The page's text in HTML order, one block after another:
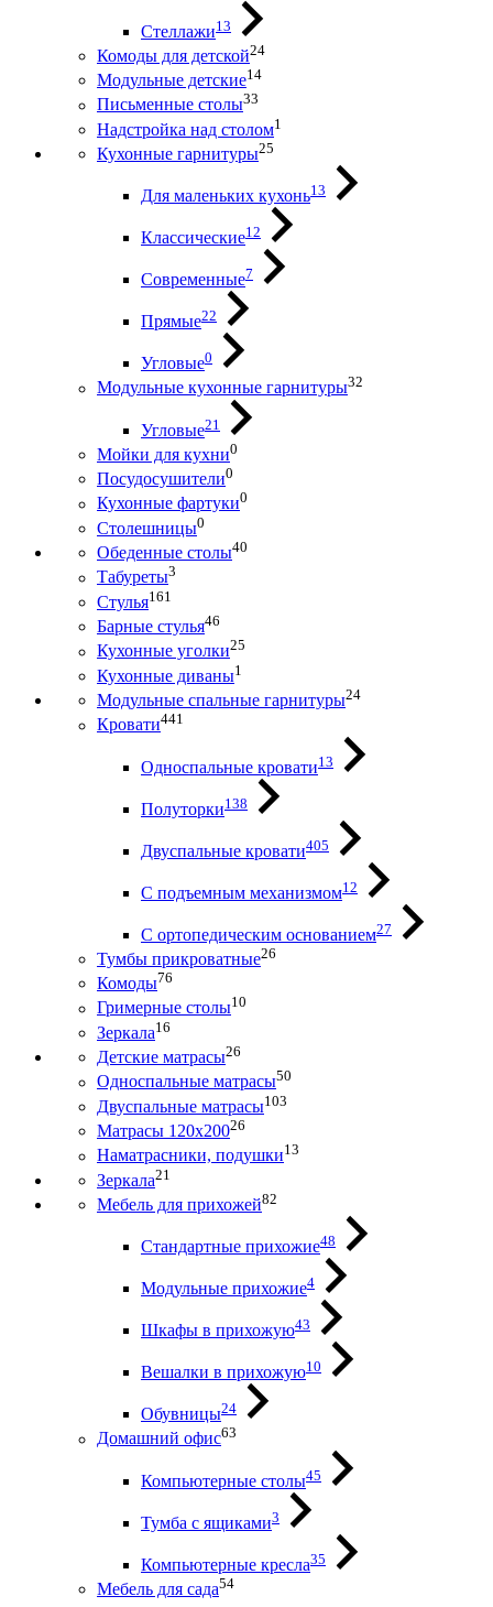
Стеллажи13
Комоды для детской24
Модульные детские14
Письменные столы33
Надстройка над столом1
Кухонные гарнитуры25
Для маленьких кухонь13
Классические12
Современные7
Прямые22
Угловые0
Модульные кухонные гарнитуры32
Угловые21
Мойки для кухни0
Посудосушители0
Кухонные фартуки0
Столешницы0
Обеденные столы40
Табуреты3
Стулья161
Барные стулья46
Кухонные уголки25
Кухонные диваны1
Модульные спальные гарнитуры24
Кровати441
Односпальные кровати13
Полуторки138
Двуспальные кровати405
С подъемным механизмом12
С ортопедическим основанием27
Тумбы прикроватные26
Комоды76
Гримерные столы10
Зеркала16
Детские матрасы26
Односпальные матрасы50
Двуспальные матрасы103
Матрасы 120х20026
Наматрасники, подушки13
Зеркала21
Мебель для прихожей82
Стандартные прихожие48
Модульные прихожие4
Шкафы в прихожую43
Вешалки в прихожую10
Обувницы24
Домашний офис63
Компьютерные столы45
Тумба с ящиками3
Компьютерные кресла35
Мебель для сада54